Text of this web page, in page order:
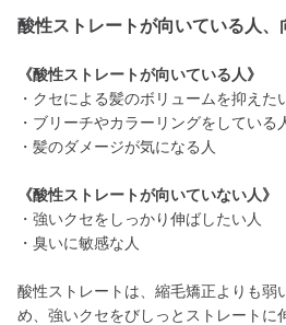
酸性ストレートが向いている人、
《酸性ストレートが向いている人》
・クセによる髪のボリュームを抑えた
・ブリーチやカラーリングをしている
・髪のダメージが気になる人
《酸性ストレートが向いていない人》
・強いクセをしっかり伸ばしたい人
・臭いに敏感な人
酸性ストレートは、縮毛矯正よりも弱
め、強いクセをびしっとストレートに